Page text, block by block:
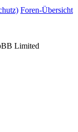
Foren-Übersicht
Limited